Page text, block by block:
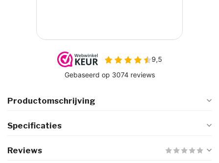
Productomschrijving
Specificaties
Reviews